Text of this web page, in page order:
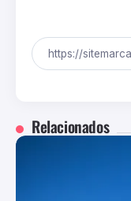
Relacionados